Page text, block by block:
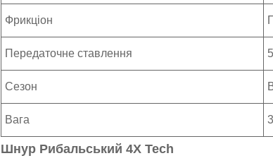
Фрикціон
Передаточне ставлення
Сезон
Вага
Шнур Рибальський 4X Tech